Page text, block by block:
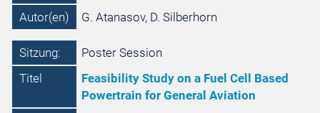
Autor(en)
G. Atanasov, D. Silberhorn
Sitzung:
Poster Session
Titel
Feasibility Study on a Fuel Cell Based
Powertrain for General Aviation